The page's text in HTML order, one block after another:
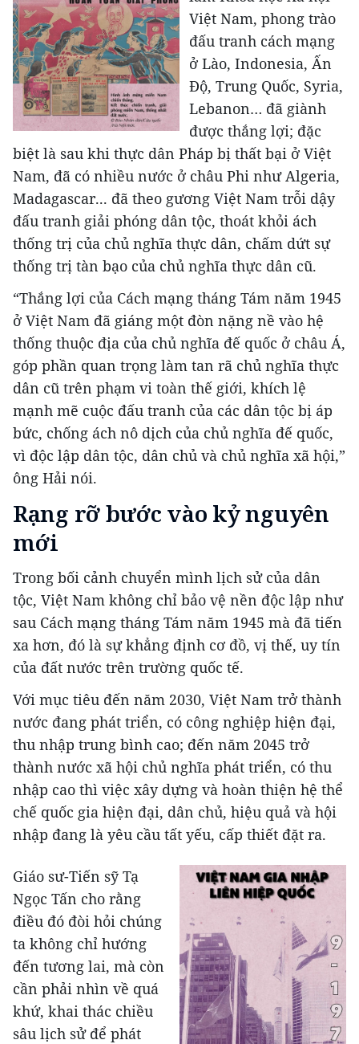
Việt Nam, phong trào
đấu tranh cách mạng
ở Lào, Indonesia, Ấn
Độ, Trung Quốc, Syria,
Lebanon… đã giành
được thắng lợi; đặc
biệt là sau khi thực dân Pháp bị thất bại ở Việt
Nam, đã có nhiều nước ở châu Phi như Algeria,
Madagascar... đã theo gương Việt Nam trỗi dậy
đấu tranh giải phóng dân tộc, thoát khỏi ách
thống trị của chủ nghĩa thực dân, chấm dứt sự
thống trị tàn bạo của chủ nghĩa thực dân cũ.
“Thắng lợi của Cách mạng tháng Tám năm 1945
ở Việt Nam đã giáng một đòn nặng nề vào hệ
thống thuộc địa của chủ nghĩa đế quốc ở châu Á,
góp phần quan trọng làm tan rã chủ nghĩa thực
dân cũ trên phạm vi toàn thế giới, khích lệ
mạnh mẽ cuộc đấu tranh của các dân tộc bị áp
bức, chống ách nô dịch của chủ nghĩa đế quốc,
vì độc lập dân tộc, dân chủ và chủ nghĩa xã hội,”
ông Hải nói.
Rạng rỡ bước vào kỷ nguyên
mới
Trong bối cảnh chuyển mình lịch sử của dân
tộc, Việt Nam không chỉ bảo vệ nền độc lập như
sau Cách mạng tháng Tám năm 1945 mà đã tiến
xa hơn, đó là sự khẳng định cơ đồ, vị thế, uy tín
của đất nước trên trường quốc tế.
Với mục tiêu đến năm 2030, Việt Nam trở thành
nước đang phát triển, có công nghiệp hiện đại,
thu nhập trung bình cao; đến năm 2045 trở
thành nước xã hội chủ nghĩa phát triển, có thu
nhập cao thì việc xây dựng và hoàn thiện hệ thể
chế quốc gia hiện đại, dân chủ, hiệu quả và hội
nhập đang là yêu cầu tất yếu, cấp thiết đặt ra.
Giáo sư-Tiến sỹ Tạ
Ngọc Tấn cho rằng
điều đó đòi hỏi chúng
ta không chỉ hướng
đến tương lai, mà còn
cần phải nhìn về quá
khứ, khai thác chiều
sâu lịch sử để phát